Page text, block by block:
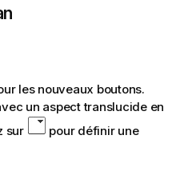
les nouveaux boutons.
un aspect translucide en
sur
pour définir une